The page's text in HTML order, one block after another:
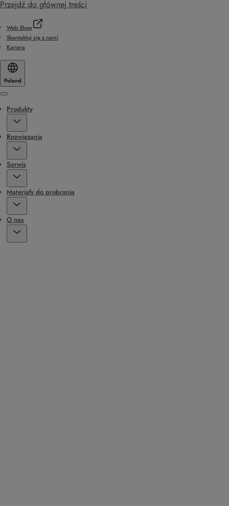
Przejdź do głównej treści
Web Shop
Skontaktuj się z nami
Kariera
Poland
Menu
Produkty
Rozwiązania
Serwis
Materiały do probrania
O nas